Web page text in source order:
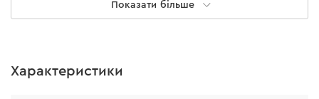
Показати більше
Характеристики